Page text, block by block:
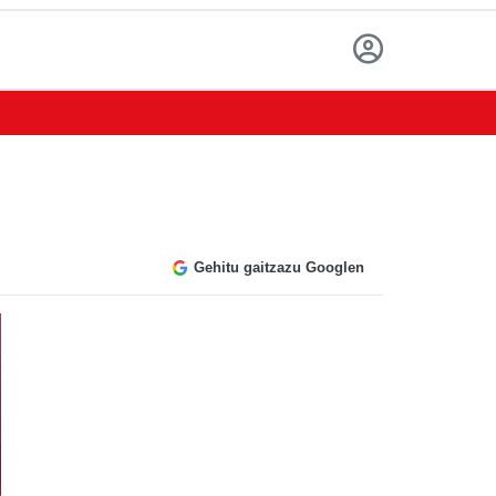
Gehitu gaitzazu Googlen